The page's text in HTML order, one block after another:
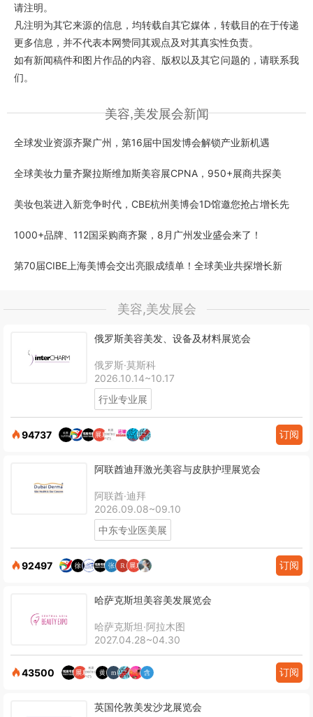
请注明。
凡注明为其它来源的信息，均转载自其它媒体，转载目的在于传递
更多信息，并不代表本网赞同其观点及对其真实性负责。
如有新闻稿件和图片作品的内容、版权以及其它问题的，请联系我
们。
美容,美发展会新闻
全球发业资源齐聚广州，第16届中国发博会解锁产业新机遇
全球美妆力量齐聚拉斯维加斯美容展CPNA，950+展商共探美
美妆包装进入新竞争时代，CBE杭州美博会1D馆邀您抢占增长先
1000+品牌、112国采购商齐聚，8月广州发业盛会来了！
第70届CIBE上海美博会交出亮眼成绩单！全球美业共探增长新
美容,美发展会
俄罗斯美容美发、设备及材料展览会
俄罗斯·莫斯科
2026.10.14~10.17
行业专业展
94737 订阅
阿联酋迪拜激光美容与皮肤护理展览会
阿联酋·迪拜
2026.09.08~09.10
中东专业医美展
92497 订阅
哈萨克斯坦美容美发展览会
哈萨克斯坦·阿拉木图
2027.04.28~04.30
43500 订阅
英国伦敦美发沙龙展览会